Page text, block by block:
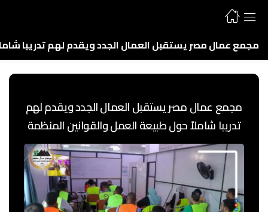
مجمع عمال مصر يستقبل العمال الجدد ويقدم لهم تدريبا
مجمع عمال مصر يستقبل العمال الجدد ويقدم لهم
تدريبا شاملاً حول طبيعة العمل والقوانين المنظمة